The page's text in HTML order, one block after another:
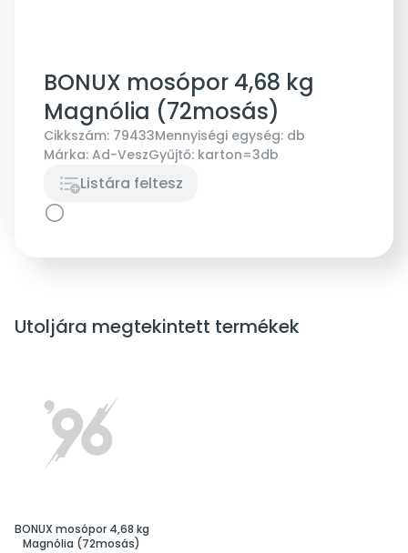
BONUX mosópor 4,68 kg
Magnólia (72mosás)
Cikkszám: 79433Mennyiségi egység: db
Márka: Ad-VeszGyűjtő: karton=3db
Listára feltesz
Utoljára megtekintett termékek
BONUX mosópor 4,68 kg
Magnólia (72mosás)